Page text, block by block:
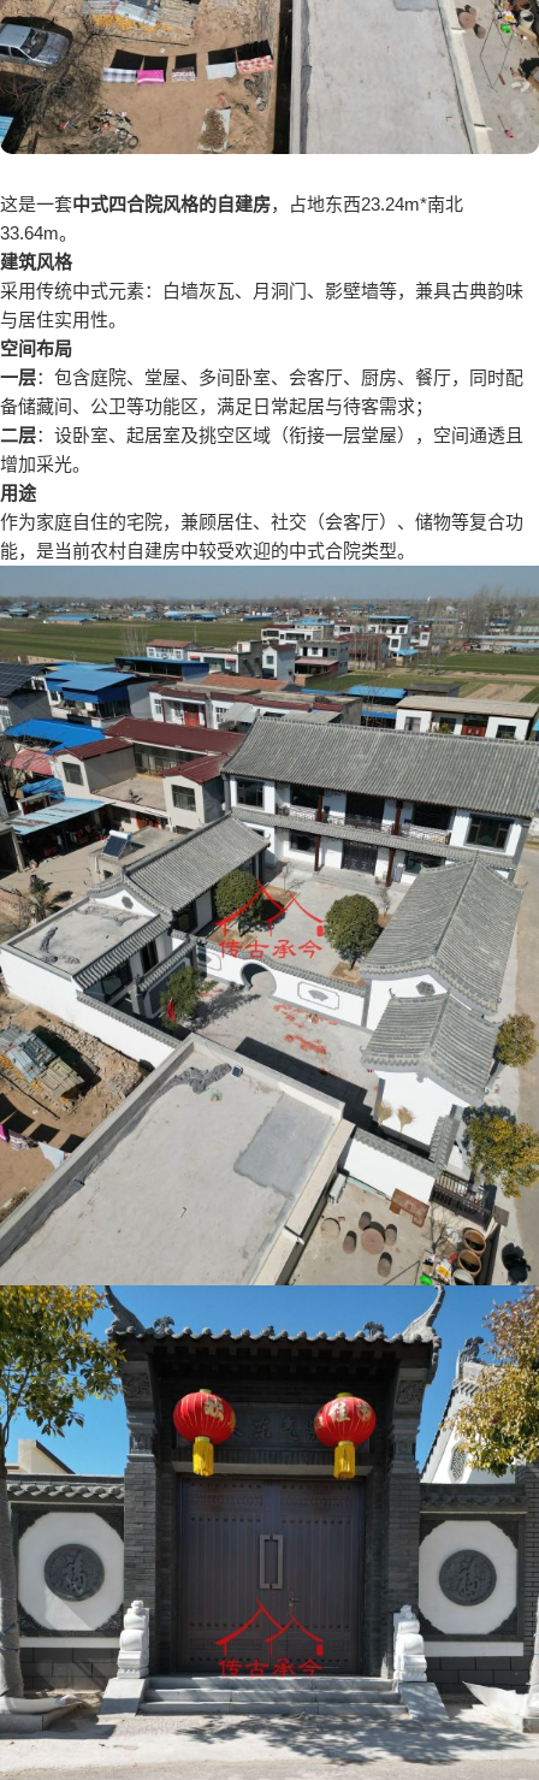
这是一套中式四合院风格的自建房，占地东西23.24m*南北
33.64m。
建筑风格
采用传统中式元素：白墙灰瓦、月洞门、影壁墙等，兼具古典韵味
与居住实用性。
空间布局
一层：包含庭院、堂屋、多间卧室、会客厅、厨房、餐厅，同时配
备储藏间、公卫等功能区，满足日常起居与待客需求；
二层：设卧室、起居室及挑空区域（衔接一层堂屋），空间通透且
增加采光。
用途
作为家庭自住的宅院，兼顾居住、社交（会客厅）、储物等复合功
能，是当前农村自建房中较受欢迎的中式合院类型。